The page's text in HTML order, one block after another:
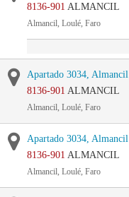
8136-901 ALMANCIL
Almancil, Loulé, Faro
Apartado 3034, Almancil
8136-901 ALMANCIL
Almancil, Loulé, Faro
Apartado 3034, Almancil
8136-901 ALMANCIL
Almancil, Loulé, Faro